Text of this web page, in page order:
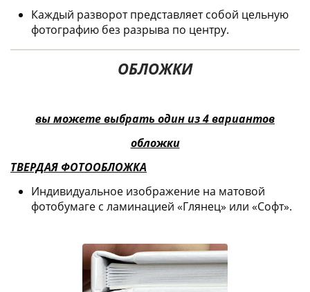
Каждый разворот представляет собой цельную
фотографию без разрыва по центру.
ОБЛОЖКИ
вы можете выбрать один из 4 вариантов
обложки
ТВЕРДАЯ ФОТООБЛОЖКА
Индивидуальное изображение на матовой
фотобумаге с ламинацией «Глянец» или «Софт».